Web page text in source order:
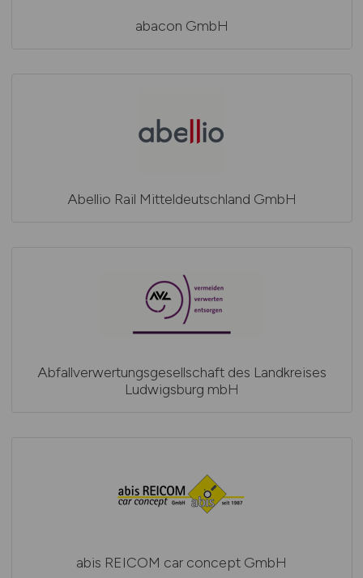
abacon GmbH
Abellio Rail Mitteldeutschland GmbH
Abfallverwertungsgesellschaft des Landkreises
Ludwigsburg mbH
abis REICOM car concept GmbH